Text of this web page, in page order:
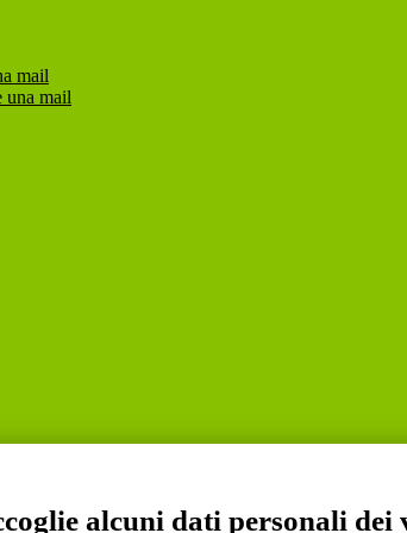
mail
una mail
alcuni dati personali dei